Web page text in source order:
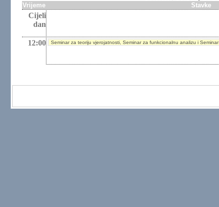
Vrijeme Stavke
Cijeli
dan
12:00 Seminar za teoriju vjerojatnosti, Seminar za funkcionalnu analizu i